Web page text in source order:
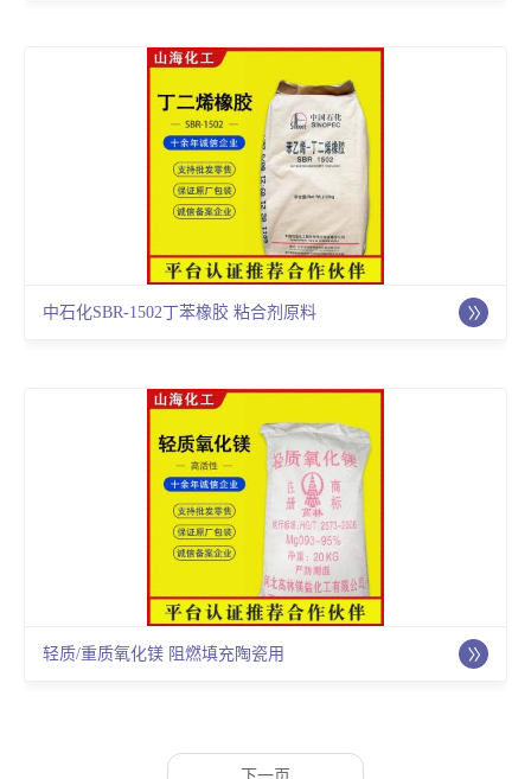
中石化SBR-1502丁苯橡胶 粘合剂原料
轻质/重质氧化镁 阻燃填充陶瓷用